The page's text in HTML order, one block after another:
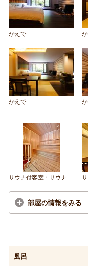
かえで
かえで
サウナ付客室：サウナ
部屋の情報をみる
風呂